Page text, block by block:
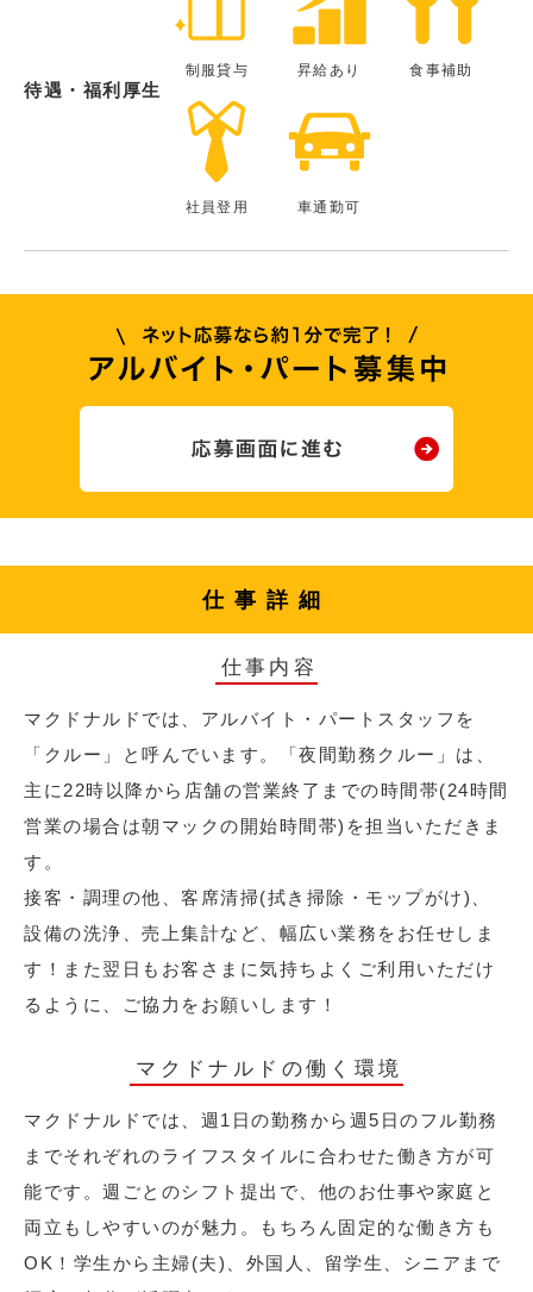
待遇・福利厚生
制服貸与 昇給あり 食事補助
社員登用 車通勤可
仕事詳細
仕事内容
マクドナルドでは、アルバイト・パートスタッフを
「クルー」と呼んでいます。「夜間勤務クルー」は、
主に22時以降から店舗の営業終了までの時間帯(24時間
営業の場合は朝マックの開始時間帯)を担当いただきま
す。
接客・調理の他、客席清掃(拭き掃除・モップがけ)、
設備の洗浄、売上集計など、幅広い業務をお任せしま
す！また翌日もお客さまに気持ちよくご利用いただけ
るように、ご協力をお願いします！
マクドナルドの働く環境
マクドナルドでは、週1日の勤務から週5日のフル勤務
までそれぞれのライフスタイルに合わせた働き方が可
能です。週ごとのシフト提出で、他のお仕事や家庭と
両立もしやすいのが魅力。もちろん固定的な働き方も
OK！学生から主婦(夫)、外国人、留学生、シニアまで